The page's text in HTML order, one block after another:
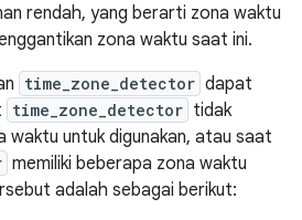
rendah, yang berarti zona waktu
zona waktu saat ini.
time_zone_detector dapat
time_zone_detector tidak
waktu untuk digunakan, atau saat
memiliki beberapa zona waktu
adalah sebagai berikut: